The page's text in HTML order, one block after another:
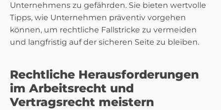
Unternehmens zu gefährden. Sie bieten wertvolle
Tipps, wie Unternehmen präventiv vorgehen
können, um rechtliche Fallstricke zu vermeiden
und langfristig auf der sicheren Seite zu bleiben.
Rechtliche Herausforderungen
im Arbeitsrecht und
Vertragsrecht meistern